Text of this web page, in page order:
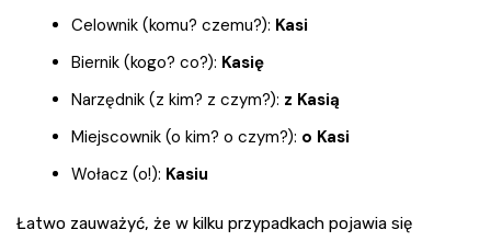
Celownik (komu? czemu?): Kasi
Biernik (kogo? co?): Kasię
Narzędnik (z kim? z czym?): z Kasią
Miejscownik (o kim? o czym?): o Kasi
Wołacz (o!): Kasiu
Łatwo zauważyć, że w kilku przypadkach pojawia się